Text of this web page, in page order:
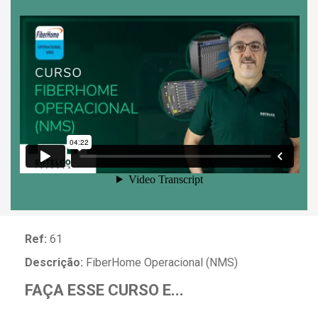
Ref: 61
Descrição: FiberHome Operacional (NMS)
FAÇA ESSE CURSO E...